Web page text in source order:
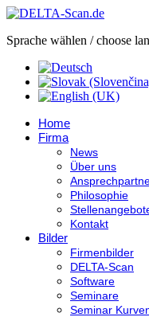
Sprache wählen / choose
Home
Firma
News
Über uns
Philosophie
Kontakt
Bilder
Firmenbilder
DELTA-Scan
Software
Seminare
Seminar